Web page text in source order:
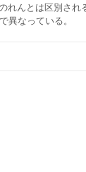
れんとは区別され
異なっている。